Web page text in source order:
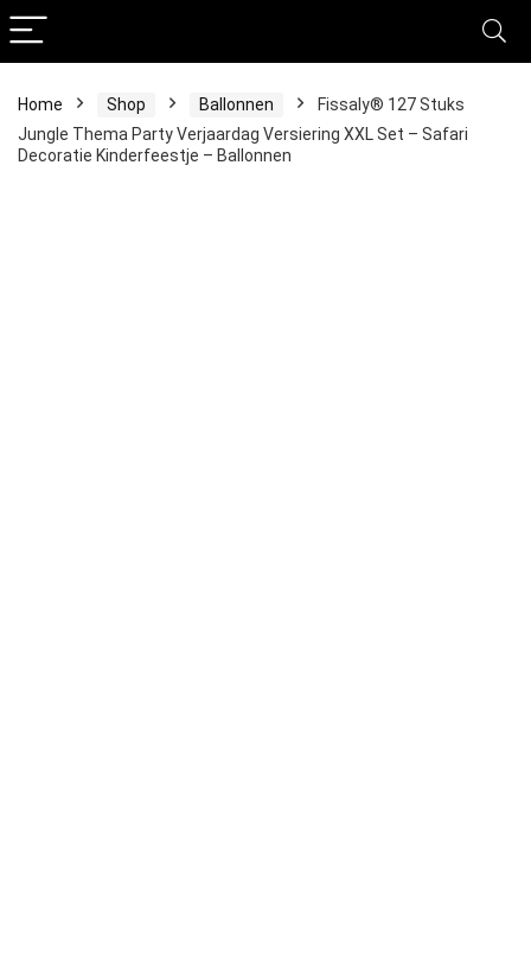
Home Shop Ballonnen
Fissaly® 127 Stuks
Jungle Thema Party Verjaardag Versiering XXL Set – Safari
Decoratie Kinderfeestje – Ballonnen